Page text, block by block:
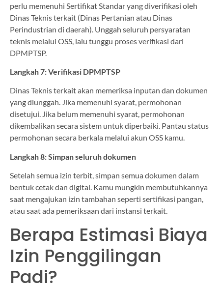
perlu memenuhi Sertifikat Standar yang diverifikasi oleh
Dinas Teknis terkait (Dinas Pertanian atau Dinas
Perindustrian di daerah). Unggah seluruh persyaratan
teknis melalui OSS, lalu tunggu proses verifikasi dari
DPMPTSP.
Langkah 7: Verifikasi DPMPTSP
Dinas Teknis terkait akan memeriksa inputan dan dokumen
yang diunggah. Jika memenuhi syarat, permohonan
disetujui. Jika belum memenuhi syarat, permohonan
dikembalikan secara sistem untuk diperbaiki. Pantau status
permohonan secara berkala melalui akun OSS kamu.
Langkah 8: Simpan seluruh dokumen
Setelah semua izin terbit, simpan semua dokumen dalam
bentuk cetak dan digital. Kamu mungkin membutuhkannya
saat mengajukan izin tambahan seperti sertifikasi pangan,
atau saat ada pemeriksaan dari instansi terkait.
Berapa Estimasi Biaya
Izin Penggilingan
Padi?